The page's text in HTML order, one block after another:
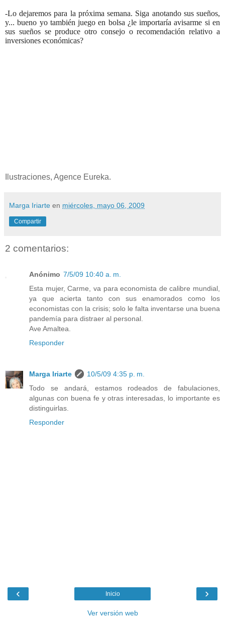
-Lo dejaremos para la próxima semana. Siga anotando sus sueños,
y... bueno yo también juego en bolsa ¿le importaría avisarme si en
sus sueños se produce otro consejo o recomendación relativo a
inversiones económicas?
Ilustraciones, Agence Eureka.
Marga Iriarte en miércoles, mayo 06, 2009
Compartir
2 comentarios:
Anónimo 7/5/09 10:40 a. m.
Esta mujer, Carme, va para economista de calibre mundial,
ya que acierta tanto con sus enamorados como los
economistas con la crisis; solo le falta inventarse una buena
pandemía para distraer al personal.
Ave Amaltea.
Responder
Marga Iriarte
10/5/09 4:35 p. m.
Todo se andará, estamos rodeados de fabulaciones,
algunas con buena fe y otras interesadas, lo importante es
distinguirlas.
Responder
‹ ›
Inicio
Ver versión web